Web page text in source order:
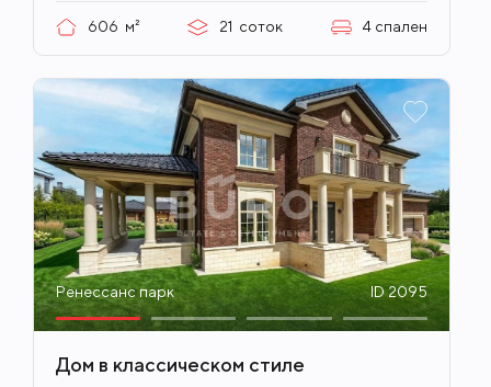
606 м² 21 соток 4 спален
Ренессанс парк ID 2095
Дом в классическом стиле